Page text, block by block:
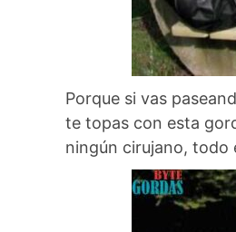
Porque si vas
te topas con esta
ningún cirujano, todo